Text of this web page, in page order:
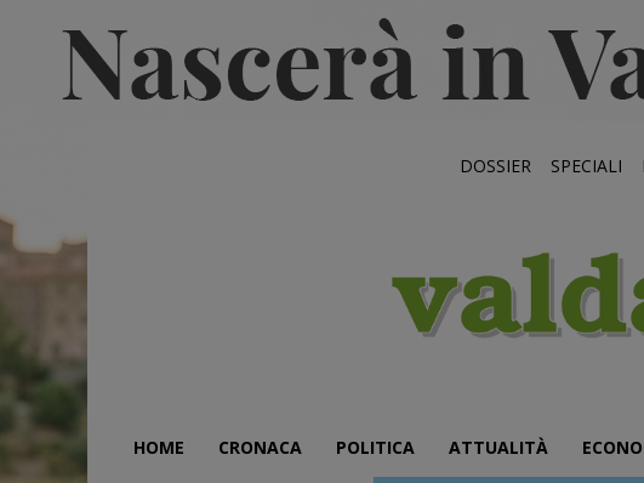
DOSSIER SPECIALI
HOME CRONACA POLITICA ATTUALITÀ